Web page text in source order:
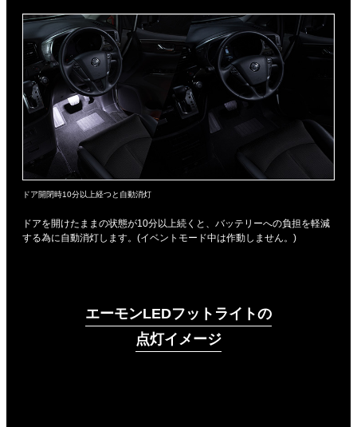
ドア開閉時10分以上経つと自動消灯
ドアを開けたままの状態が10分以上続くと、バッテリーへの負担を軽減
する為に自動消灯します。(イベントモード中は作動しません。)
エーモンLEDフットライトの
点灯イメージ